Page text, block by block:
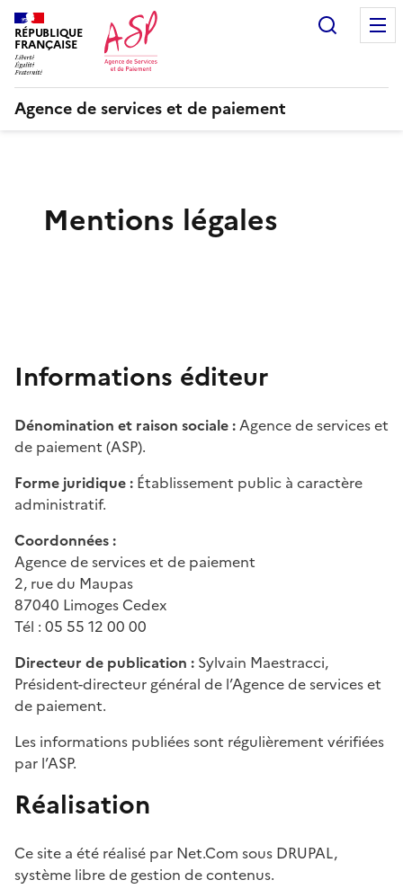
RÉPUBLIQUE
FRANÇAISE
Agence de services et de paiement
Mentions légales
Informations éditeur
Dénomination et raison sociale :Agence de services et
de paiement (ASP).
Forme juridique : Établissement public à caractère
administratif.
Coordonnées :
Agence de services et de paiement
2, rue du Maupas
87040 Limoges Cedex
Tél : 05 55 12 00 00
Directeur de publication : Sylvain Maestracci,
Président-directeur général de l’Agence de services et
de paiement.
Les informations publiées sont régulièrement vérifiées
par l’ASP.
Réalisation
Ce site a été réalisé par Net.Com sous DRUPAL,
système libre de gestion de contenus.